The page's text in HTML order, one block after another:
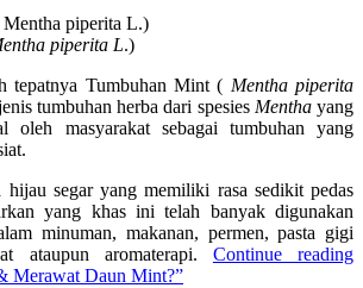
piperita L.)
tepatnya Tumbuhan Mint ( Mentha piperita
tumbuhan herba dari spesies Menthayang
oleh masyarakat sebagai tumbuhan yang
segar yang memiliki rasa sedikit pedas
yang khas ini telah banyak digunakan
minuman, makanan, permen, pasta gigi
ataupun aromaterapi. Continue reading
Merawat Daun Mint?”